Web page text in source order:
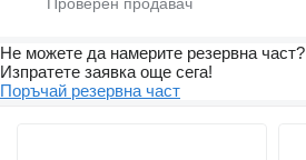
Не можете да намерите резервна част?
Изпратете заявка още сега!
Поръчай резервна част